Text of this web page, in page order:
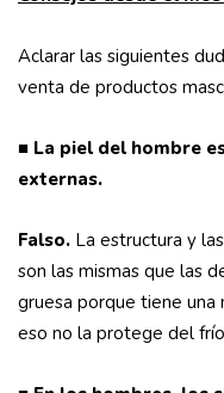
Aclarar las siguientes
venta de productos
■ La piel del hombre
externas.
Falso. La estructura y
son las mismas que las
gruesa porque tiene
eso no la protege del